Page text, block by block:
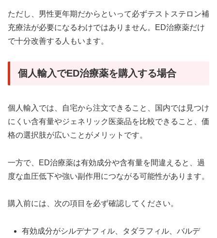
ただし、男性更年期だからといって必ずテストステロン補
充療法が必要になるわけではありません。ED治療薬だけ
で十分改善する人もいます。
個人輸入でED治療薬を購入する場合
個人輸入では、自宅から注文できること、国内では見つけ
にくい含有量やジェネリック医薬品を比較できること、価
格の選択肢が広いことがメリットです。
一方で、ED治療薬は有効成分や含有量を間違えると、過
度な血圧低下や強い副作用につながる可能性があります。
購入前には、次の項目を必ず確認してください。
有効成分がシルデナフィル、タダラフィル、バルデ